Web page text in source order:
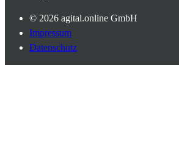
© 2026 agital.online GmbH
Impressum
Datenschutz